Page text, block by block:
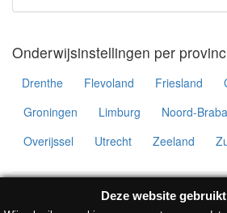
Onderwijsinstellingen per
Drenthe Flevoland Friesland
Groningen
Limburg Noord-
Overijssel
Utrecht Zeeland
© Onderwijsinstellingen 2026 •Contact•
Deze website